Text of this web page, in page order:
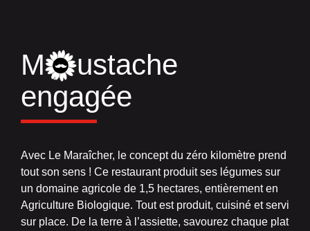
M
ustache
engagée
Avec Le Maraîcher, le concept du zéro kilomètre prend
tout son sens ! Ce restaurant produit ses légumes sur
un domaine agricole de 1,5 hectares, entièrement en
Agriculture Biologique. Tout est produit, cuisiné et servi
sur place. De la terre à l’assiette, savourez chaque plat